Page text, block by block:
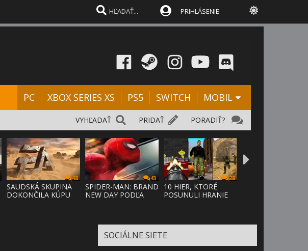
PRIHLÁSENIE
PC XBOX SERIES XS PS5 SWITCH MOBIL
PORADIŤ?
PRIDAŤ
VYHĽADAŤ
48
SAUDSKÁ SKUPINA
DOKONČILA KÚPU
43
SPIDER-MAN: BRAND
NEW DAY PODĽA
28
10 HIER, KTORÉ
POSUNULI HRANIE
SOCIÁLNE SIETE